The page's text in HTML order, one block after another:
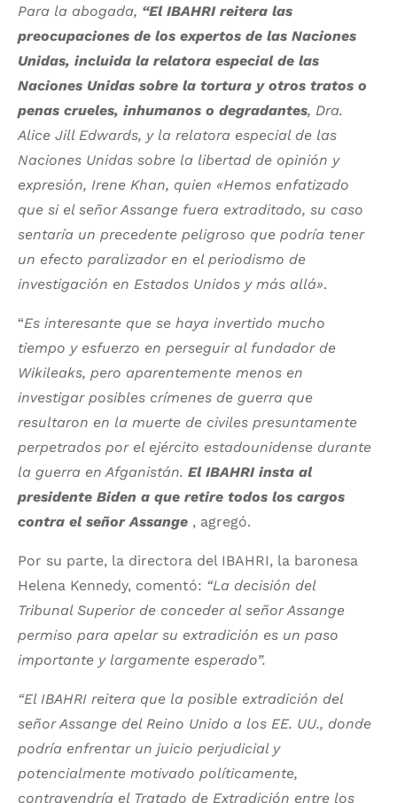
Para la abogada, “El IBAHRI reitera las
preocupaciones de los expertos de las Naciones
Unidas, incluida la relatora especial de las
Naciones Unidas sobre la tortura y otros tratos o
penas crueles, inhumanos o degradantes, Dra.
Alice Jill Edwards, y la relatora especial de las
Naciones Unidas sobre la libertad de opinión y
expresión, Irene Khan, quien «Hemos enfatizado
que si el señor Assange fuera extraditado, su caso
sentaría un precedente peligroso que podría tener
un efecto paralizador en el periodismo de
investigación en Estados Unidos y más allá».
“Es interesante que se haya invertido mucho
tiempo y esfuerzo en perseguir al fundador de
Wikileaks, pero aparentemente menos en
investigar posibles crímenes de guerra que
resultaron en la muerte de civiles presuntamente
perpetrados por el ejército estadounidense durante
la guerra en Afganistán. El IBAHRI insta al
presidente Biden a que retire todos los cargos
contra el señor Assange , agregó.
Por su parte, la directora del IBAHRI, la baronesa
Helena Kennedy, comentó: “La decisión del
Tribunal Superior de conceder al señor Assange
permiso para apelar su extradición es un paso
importante y largamente esperado”.
“El IBAHRI reitera que la posible extradición del
señor Assange del Reino Unido a los EE. UU., donde
podría enfrentar un juicio perjudicial y
potencialmente motivado políticamente,
contravendría el Tratado de Extradición entre los